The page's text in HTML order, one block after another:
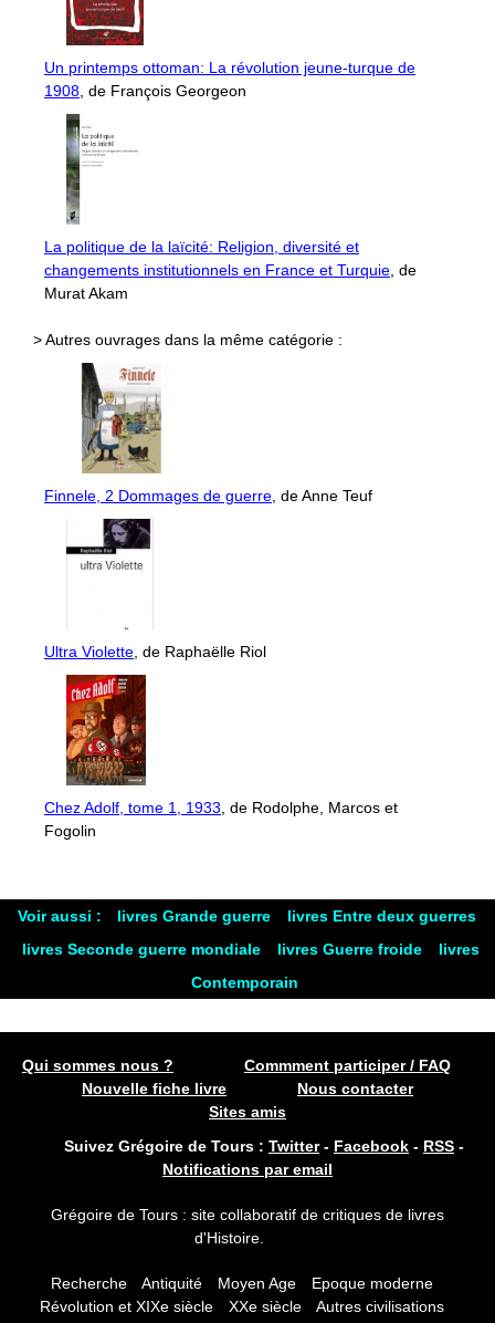
Un printemps ottoman: La révolution jeune-turque de
1908 , de François Georgeon
La politique de la laïcité: Religion, diversité et
changements institutionnels en France et Turquie , de
Murat Akam
> Autres ouvrages dans la même catégorie :
Finnele, 2 Dommages de guerre , de Anne Teuf
Ultra Violette , de Raphaëlle Riol
Chez Adolf, tome 1, 1933 , de Rodolphe, Marcos et
Fogolin
Voir aussi : livres Grande guerre
livres Entre deux guerres
livres Seconde guerre mondiale
livres Guerre froide
livres
Contemporain
Qui sommes nous ?
Commment participer / FAQ
Nouvelle fiche livre
Nous contacter
Sites amis
Suivez Grégoire de Tours : Twitter- Facebook - RSS -
Notifications par email
Grégoire de Tours : site collaboratif de critiques de livres
d'Histoire.
Recherche Antiquité Moyen Age
Epoque moderne
Révolution et XIXe siècle
XXe siècle
Autres civilisations